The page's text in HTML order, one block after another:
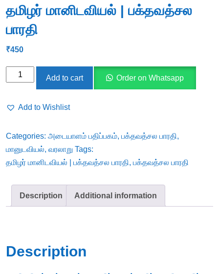
தமிழர் மானிடவியல் | பக்தவத்சல
பாரதி
₹450
தமிழர்
பக்தவத்சல
quantity
Add to cart Order on Whatsapp
Add to Wishlist
Categories: அடையாளம் பதிப்பகம், பக்தவத்சல பாரதி,
மானுடவியல், வரலாறு Tags:
தமிழர் மானிடவியல் | பக்தவத்சல பாரதி, பக்தவத்சல பாரதி
Description Additional information
Description